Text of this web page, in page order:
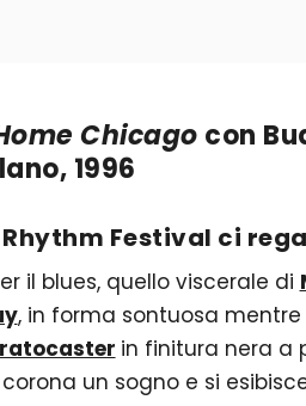
Chicago con
1996
Festival ci
il blues, quello viscerale di
, in forma sontuosa
in finitura nera a
un sogno e si